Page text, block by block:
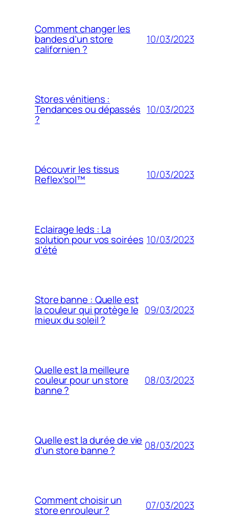
Comment changer les
bandes d’un store
californien ?
10/03/2023
Stores vénitiens :
Tendances ou dépassés
?
10/03/2023
Découvrir les tissus
Reflex’sol™ 10/03/2023
Eclairage leds : La
solution pour vos soirées
d’été
10/03/2023
Store banne : Quelle est
la couleur qui protège le
mieux du soleil ?
09/03/2023
Quelle est la meilleure
couleur pour un store
banne ?
08/03/2023
Quelle est la durée de vie
d’un store banne ? 08/03/2023
Comment choisir un
store enrouleur ? 07/03/2023